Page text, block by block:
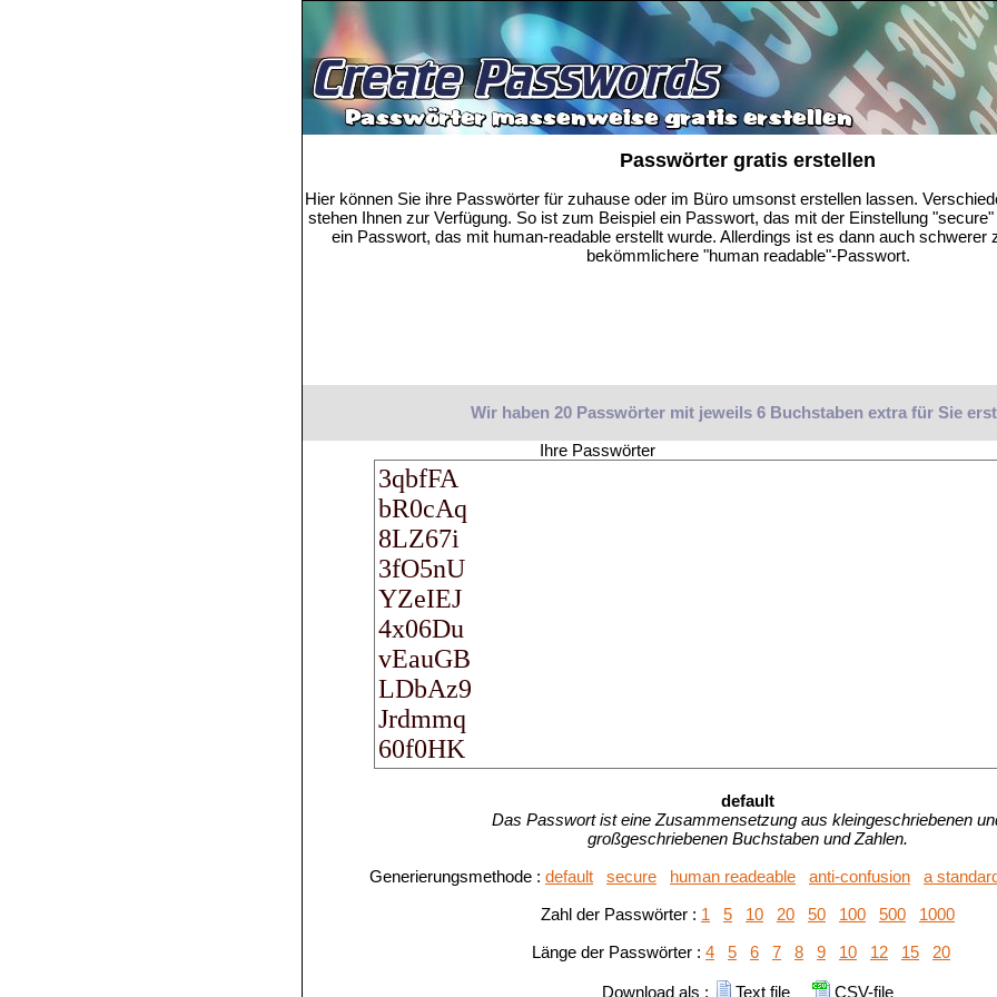
Passwörter gratis erstellen
Hier können Sie ihre Passwörter für zuhause oder im Büro umsonst erstellen lassen.
stehen Ihnen zur Verfügung. So ist zum Beispiel ein Passwort, das mit der Einstellung
ein Passwort, das mit human-readable erstellt wurde. Allerdings ist es dann auch schwerer
bekömmlichere "human readable"-Passwort.
Wir haben 20 Passwörter mit jeweils 6 Buchstaben extra für Sie
Ihre Passwörter
default
Das Passwort ist eine Zusammensetzung aus kleingeschriebenen
großgeschriebenen Buchstaben und Zahlen.
Generierungsmethode : default secure human readeable anti-confusion a
Zahl der Passwörter : 1 5 10 20 50 100 500
1000
Länge der Passwörter : 4 5 6 7 8 9 10 12 15 20
Download als : Text file CSV-file